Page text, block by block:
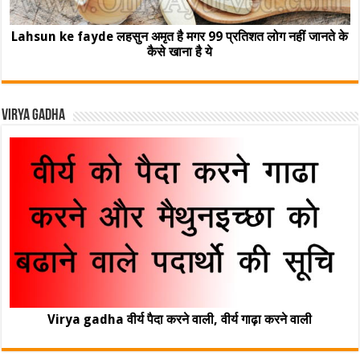
Lahsun ke fayde लहसुन अमृत है मगर 99 प्रतिशत लोग नहीं जानते के
कैसे खाना है ये
Virya Gadha
Virya gadha वीर्य पैदा करने वाली, वीर्य गाढ़ा करने वाली